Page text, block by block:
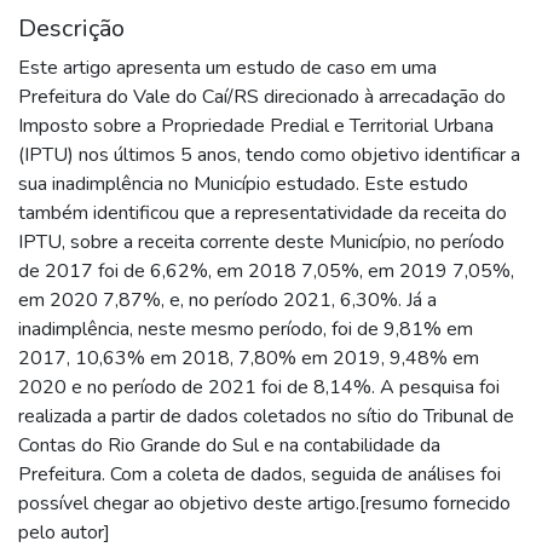
Descrição
Este artigo apresenta um estudo de caso em uma
Prefeitura do Vale do Caí/RS direcionado à arrecadação do
Imposto sobre a Propriedade Predial e Territorial Urbana
(IPTU) nos últimos 5 anos, tendo como objetivo identificar a
sua inadimplência no Município estudado. Este estudo
também identificou que a representatividade da receita do
IPTU, sobre a receita corrente deste Município, no período
de 2017 foi de 6,62%, em 2018 7,05%, em 2019 7,05%,
em 2020 7,87%, e, no período 2021, 6,30%. Já a
inadimplência, neste mesmo período, foi de 9,81% em
2017, 10,63% em 2018, 7,80% em 2019, 9,48% em
2020 e no período de 2021 foi de 8,14%. A pesquisa foi
realizada a partir de dados coletados no sítio do Tribunal de
Contas do Rio Grande do Sul e na contabilidade da
Prefeitura. Com a coleta de dados, seguida de análises foi
possível chegar ao objetivo deste artigo.[resumo fornecido
pelo autor]